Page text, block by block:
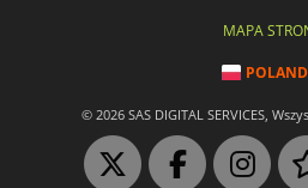
MAPA
POLAND
© 2026 SAS DIGITAL SERVICES,